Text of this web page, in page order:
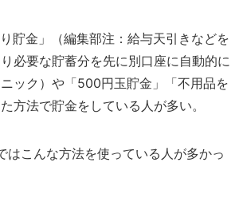
貯金」（編集部注：給与天引きなどを
必要な貯蓄分を先に別口座に自動的に
ック）や「500円玉貯金」「不用品を
方法で貯金をしている人が多い。
こんな方法を使っている人が多かっ